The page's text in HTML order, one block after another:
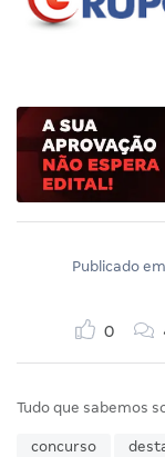
Publicado em
0
Tudo que sabemos
concurso